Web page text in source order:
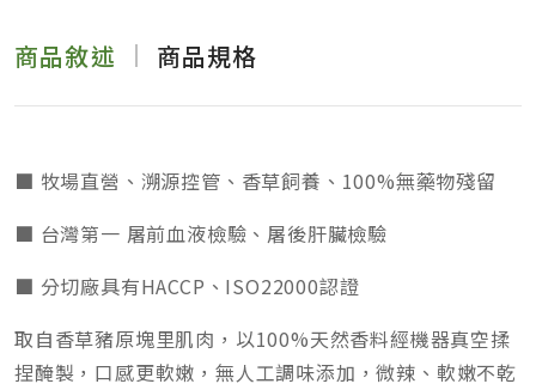
商品敘述 商品規格
■ 牧場直營、溯源控管、香草飼養、100%無藥物殘留
■ 台灣第一 屠前血液檢驗、屠後肝臟檢驗
■ 分切廠具有HACCP、ISO22000認證
取自香草豬原塊里肌肉，以100%天然香料經機器真空揉
捏醃製，口感更軟嫩，無人工調味添加，微辣、軟嫩不乾